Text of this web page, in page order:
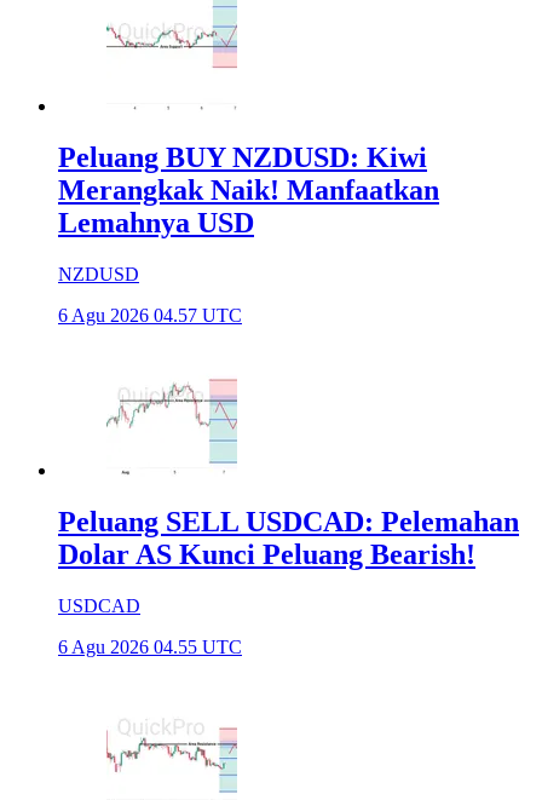
Peluang BUY NZDUSD: Kiwi
Merangkak Naik! Manfaatkan
Lemahnya USD
NZDUSD
6 Agu 2026 04.57 UTC
Peluang SELL USDCAD: Pelemahan
Dolar AS Kunci Peluang Bearish!
USDCAD
6 Agu 2026 04.55 UTC